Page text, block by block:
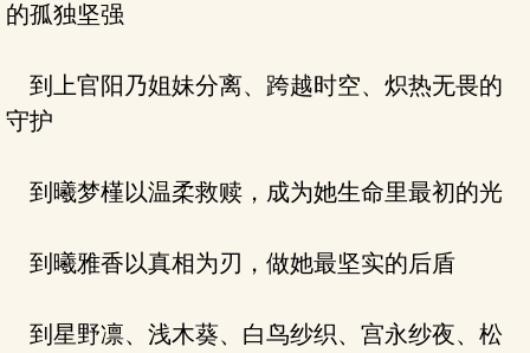
的孤独坚强
到上官阳乃姐妹分离、跨越时空、炽热无畏的
守护
到曦梦槿以温柔救赎，成为她生命里最初的光
到曦雅香以真相为刃，做她最坚实的后盾
到星野凛、浅木葵、白鸟纱织、宫永纱夜、松